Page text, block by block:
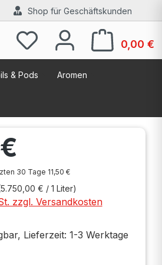
Shop für Geschäftskunden
0,00 €
& Pods Aromen
30 Tage 11,50 €
€ / 1 Liter)
zzgl. Versandkosten
Lieferzeit: 1-3 Werktage